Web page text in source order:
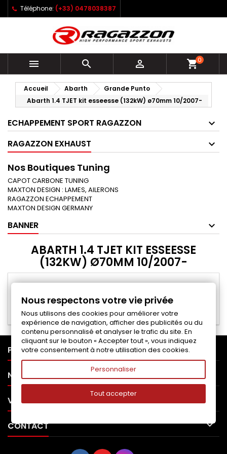
Téléphone: (+33) 0478038387
   shopping_cart0
Accueil Abarth
Grande Punto
Abarth 1.4 TJET kit esseesse (132kW) ø70mm 10/2007-
ECHAPPEMENT SPORT RAGAZZON
RAGAZZON EXHAUST
Nos Boutiques Tuning
CAPOT CARBONE TUNING
MAXTON DESIGN : LAMES, AILERONS
RAGAZZON ECHAPPEMENT
MAXTON DESIGN GERMANY
BANNER
ABARTH 1.4 TJET KIT ESSEESSE
(132KW) Ø70MM 10/2007-
Effectuez une nouvelle recherche
PRODUITS
NOTRE SOCIÉTÉ
VOTRE COMPTE 
CONTACT 
Nous respectons votre vie privée
Nous utilisons des cookies pour améliorer votre
expérience de navigation, afficher des publicités ou du
contenu personnalisé et analyser le trafic du site. En
cliquant sur le bouton « Accepter tout », vous indiquez
votre consentement à notre utilisation des cookies.
Personnaliser
Tout accepter